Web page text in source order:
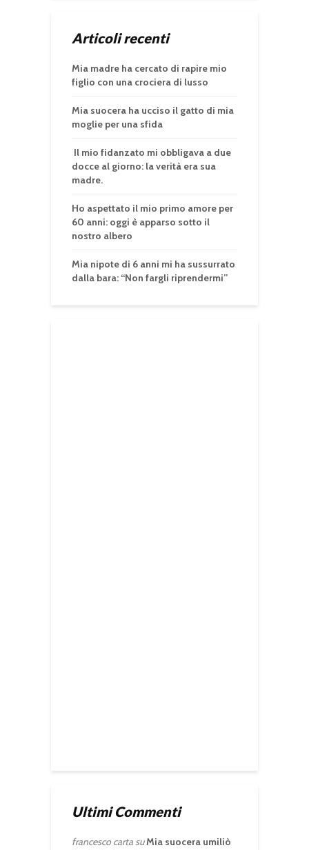
Articoli recenti
Mia madre ha cercato di rapire mio
figlio con una crociera di lusso
Mia suocera ha ucciso il gatto di mia
moglie per una sfida
Il mio fidanzato mi obbligava a due
docce al giorno: la verità era sua
madre.
Ho aspettato il mio primo amore per
60 anni: oggi è apparso sotto il
nostro albero
Mia nipote di 6 anni mi ha sussurrato
dalla bara: “Non fargli riprendermi”
Ultimi Commenti
francesco cartasuMia suocera umiliò